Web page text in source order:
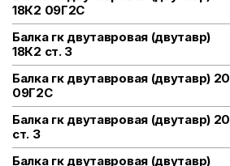
18К2 09Г2С
Балка гк двутавровая (двутавр)
18К2 ст. 3
Балка гк двутавровая (двутавр) 20
09Г2С
Балка гк двутавровая (двутавр) 20
ст. 3
Балка гк двутавровая (двутавр)